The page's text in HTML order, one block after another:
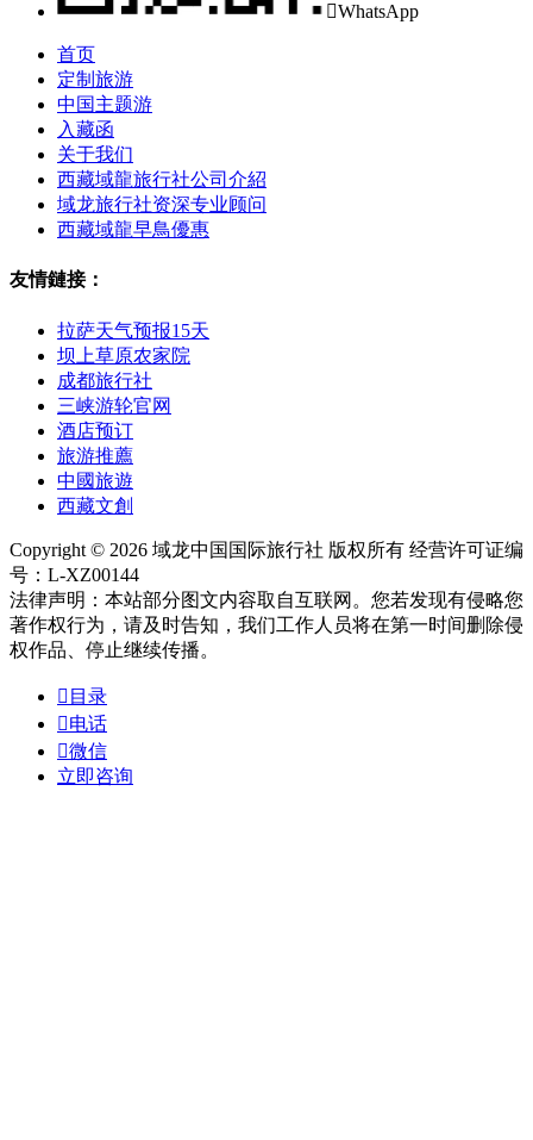
WhatsApp
首页
定制旅游
中国主题游
入藏函
关于我们
西藏域龍旅行社公司介紹
域龙旅行社资深专业顾问
西藏域龍早鳥優惠
友情鏈接：
拉萨天气预报15天
坝上草原农家院
成都旅行社
三峡游轮官网
酒店预订
旅游推薦
中國旅遊
西藏文創
Copyright © 2026 域龙中国国际旅行社 版权所有 经营许可证编
号：L-XZ00144
法律声明：本站部分图文内容取自互联网。您若发现有侵略您
著作权行为，请及时告知，我们工作人员将在第一时间删除侵
权作品、停止继续传播。
 目录
电话
微信
立即咨询